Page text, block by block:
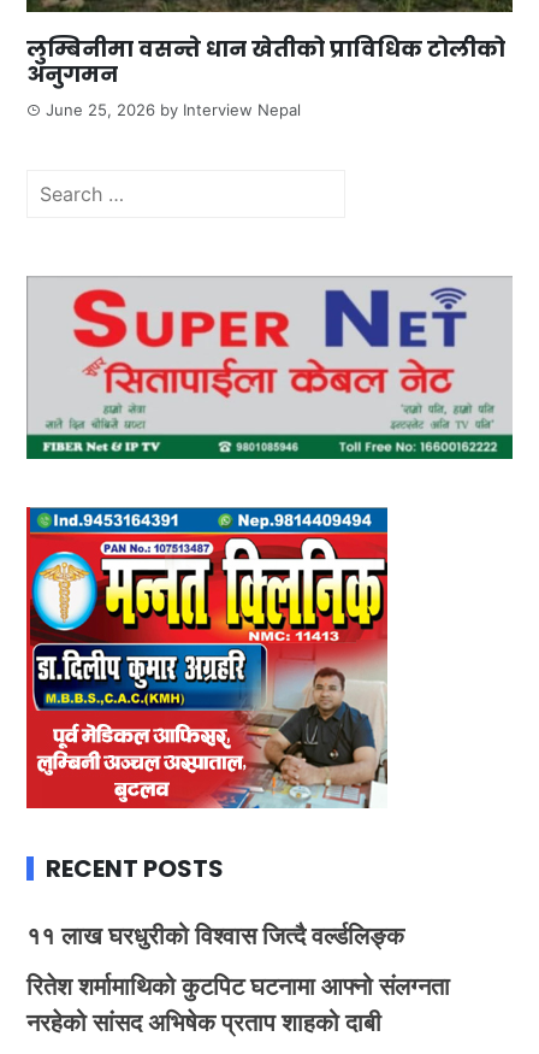
लुम्बिनीमा वसन्ते धान खेतीको प्राविधिक टोलीको
अनुगमन
June 25, 2026 by Interview Nepal
Search
RECENT POSTS
११ लाख घरधुरीको विश्वास जित्दै वर्ल्डलिङ्क
रितेश शर्मामाथिको कुटपिट घटनामा आफ्नो संलग्नता
नरहेको सांसद अभिषेक प्रताप शाहको दाबी